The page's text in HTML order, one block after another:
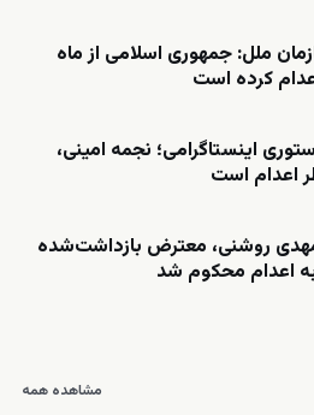
ملل: جمهوری اسلامی از ماه
اینستاگرامی؛ نجمه امینی،
روشنی، معترض بازداشت‌شده
اعدام محکوم شد
مشاهده همه